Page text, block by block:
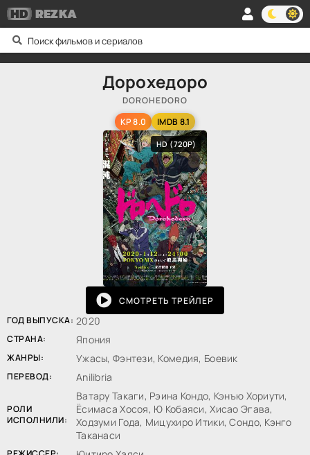
HDREZKA
Дорохедоро
DOROHEDORO
KP 8.0
IMDB 8.1
HD (720P)
СМОТРЕТЬ ТРЕЙЛЕР
ГОД ВЫПУСКА: 2020
СТРАНА: Япония
ЖАНРЫ: Ужасы, Фэнтези, Комедия, Боевик
ПЕРЕВОД: Anilibria
РОЛИ
ИСПОЛНИЛИ:
Ватару Такаги, Рэина Кондо, Кэнъю Хориути,
Ёсимаса Хосоя, Ю Кобаяси, Хисао Эгава,
Ходзуми Года, Мицухиро Итики, Сондо, Кэнго
Таканаси